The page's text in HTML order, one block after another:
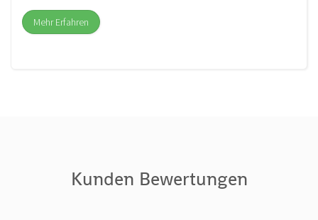
Mehr Erfahren
Kunden Bewertungen